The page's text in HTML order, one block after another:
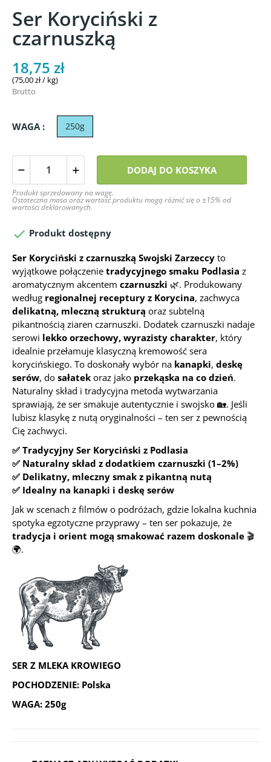
Ser Koryciński z
czarnuszką
18,75 zł
(75,00 zł / kg)
Brutto
WAGA : 250g
DODAJ DO KOSZYKA
Produkt sprzedawany na wagę.
Ostateczna masa oraz wartość produktu mogą różnić się o ±15% od
wartości deklarowanych.
 Produkt dostępny
Ser Koryciński z czarnuszką Swojski Zarzeccy to
wyjątkowe połączenie tradycyjnego smaku Podlasia z
aromatycznym akcentem czarnuszki 🌿. Produkowany
według regionalnej receptury z Korycina, zachwyca
delikatną, mleczną strukturą oraz subtelną
pikantnością ziaren czarnuszki. Dodatek czarnuszki nadaje
serowi lekko orzechowy, wyrazisty charakter, który
idealnie przełamuje klasyczną kremowość sera
korycińskiego. To doskonały wybór na kanapki, deskę
serów, do sałatek oraz jako przekąska na co dzień.
Naturalny skład i tradycyjna metoda wytwarzania
sprawiają, że ser smakuje autentycznie i swojsko 🏡. Jeśli
lubisz klasykę z nutą oryginalności – ten ser z pewnością
Cię zachwyci.
✅ Tradycyjny Ser Koryciński z Podlasia
✅ Naturalny skład z dodatkiem czarnuszki (1–2%)
✅ Delikatny, mleczny smak z pikantną nutą
✅ Idealny na kanapki i deskę serów
Jak w scenach z filmów o podróżach, gdzie lokalna kuchnia
spotyka egzotyczne przyprawy – ten ser pokazuje, że
tradycja i orient mogą smakować razem doskonale 🎬
🌍.
SER Z MLEKA KROWIEGO
POCHODZENIE: Polska
WAGA: 250g